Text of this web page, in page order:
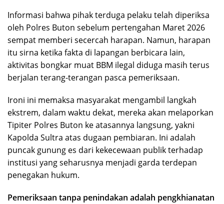
Informasi bahwa pihak terduga pelaku telah diperiksa
oleh Polres Buton sebelum pertengahan Maret 2026
sempat memberi secercah harapan. Namun, harapan
itu sirna ketika fakta di lapangan berbicara lain,
aktivitas bongkar muat BBM ilegal diduga masih terus
berjalan terang-terangan pasca pemeriksaan.
Ironi ini memaksa masyarakat mengambil langkah
ekstrem, dalam waktu dekat, mereka akan melaporkan
Tipiter Polres Buton ke atasannya langsung, yakni
Kapolda Sultra atas dugaan pembiaran. Ini adalah
puncak gunung es dari kekecewaan publik terhadap
institusi yang seharusnya menjadi garda terdepan
penegakan hukum.
Pemeriksaan tanpa penindakan adalah pengkhianatan